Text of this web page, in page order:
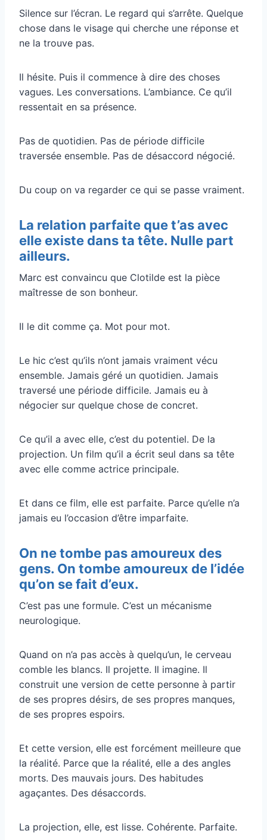
Silence sur l’écran. Le regard qui s’arrête. Quelque
chose dans le visage qui cherche une réponse et
ne la trouve pas.
Il hésite. Puis il commence à dire des choses
vagues. Les conversations. L’ambiance. Ce qu’il
ressentait en sa présence.
Pas de quotidien. Pas de période difficile
traversée ensemble. Pas de désaccord négocié.
Du coup on va regarder ce qui se passe vraiment.
La relation parfaite que t’as avec
elle existe dans ta tête. Nulle part
ailleurs.
Marc est convaincu que Clotilde est la pièce
maîtresse de son bonheur.
Il le dit comme ça. Mot pour mot.
Le hic c’est qu’ils n’ont jamais vraiment vécu
ensemble. Jamais géré un quotidien. Jamais
traversé une période difficile. Jamais eu à
négocier sur quelque chose de concret.
Ce qu’il a avec elle, c’est du potentiel. De la
projection. Un film qu’il a écrit seul dans sa tête
avec elle comme actrice principale.
Et dans ce film, elle est parfaite. Parce qu’elle n’a
jamais eu l’occasion d’être imparfaite.
On ne tombe pas amoureux des
gens. On tombe amoureux de l’idée
qu’on se fait d’eux.
C’est pas une formule. C’est un mécanisme
neurologique.
Quand on n’a pas accès à quelqu’un, le cerveau
comble les blancs. Il projette. Il imagine. Il
construit une version de cette personne à partir
de ses propres désirs, de ses propres manques,
de ses propres espoirs.
Et cette version, elle est forcément meilleure que
la réalité. Parce que la réalité, elle a des angles
morts. Des mauvais jours. Des habitudes
agaçantes. Des désaccords.
La projection, elle, est lisse. Cohérente. Parfaite.